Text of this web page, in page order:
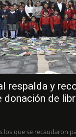
respalda y
donación de
los que se recaudaron